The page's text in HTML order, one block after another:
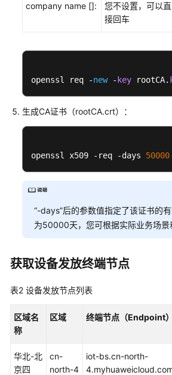
放
备
使
静
策
略
注
组
态
company name []:
您不设置，可以直
接回车
openssl req -new - key rootCA.
生成CA证书（rootCA.crt）：
openssl x509 -req -days 50000
“-days”后的参数值指定了该证书的
为50000天，您可根据实际业务场景
获取设备发放终端节点
表2 设备发放节点列表
区域名
称
区域 终端节点（Endpoint）
华北-北
京四
cn-
north-4
iot-bs.cn-north-